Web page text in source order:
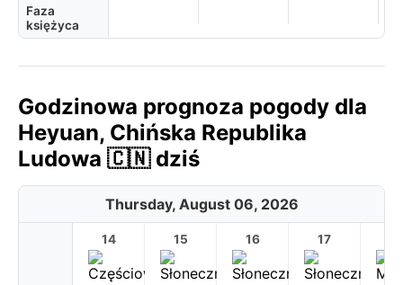
Faza
księżyca
Godzinowa prognoza pogody dla
Heyuan, Chińska Republika
Ludowa 🇨🇳 dziś
Thursday, August 06, 2026
14 15 16 17